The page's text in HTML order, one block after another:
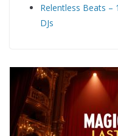
Relentless Beats –
DJs